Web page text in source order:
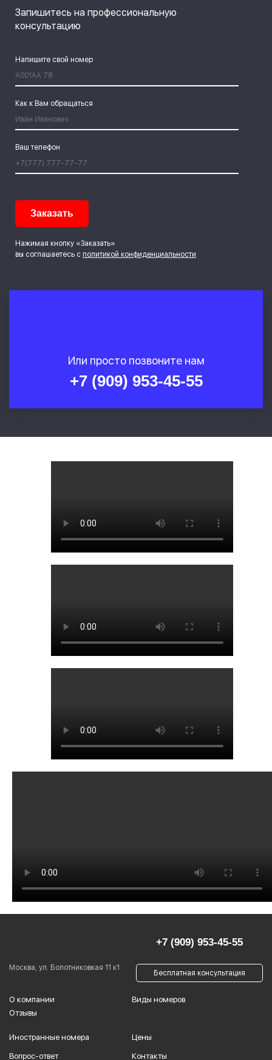
Запишитесь на профессиональную
консультацию
Напишите свой номер
Как к Вам обращаться
Ваш телефон
Нажимая кнопку «Заказать»
вы соглашаетесь с политикой конфиденциальности
Или просто позвоните нам
+7 (909) 953-45-55
Москва, ул. Болотниковкая 11 к1
О компании
Отзывы
Виды номеров
Иностранные номера Цены
Вопрос-ответ Контакты
+7 (909) 953-45-55
Бесплатная консультация